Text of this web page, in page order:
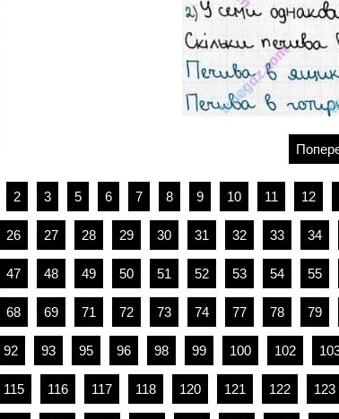
2 3 5 6 7 8 9 10 11 12
26 27 28 29 30 31 32 33 34
47 48 49 50 51 52 53 54 55
68 69 71 72 73 74 77 78 79
92 93 95 96 98 99 100 102
115 116 117 118 120 121 122 123